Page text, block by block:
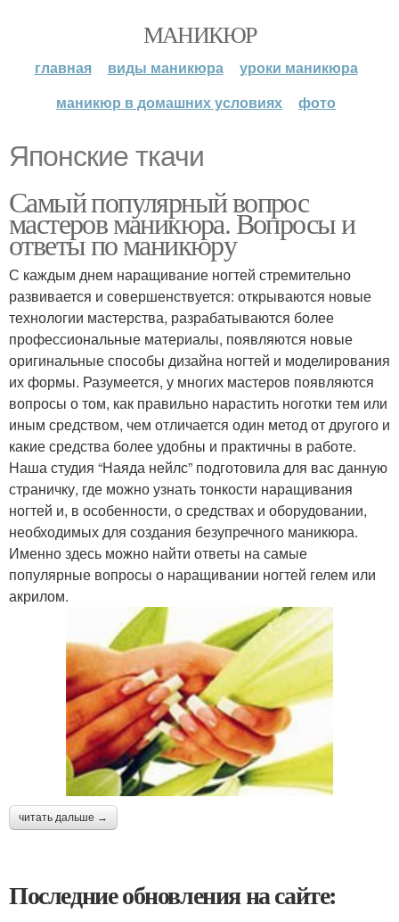
МАНИКЮР
главная виды маникюра
уроки маникюра
маникюр в домашних условиях
фото
Японские ткачи
Самый популярный вопрос
мастеров маникюра. Вопросы и
ответы по маникюру
С каждым днем наращивание ногтей стремительно
развивается и совершенствуется: открываются новые
технологии мастерства, разрабатываются более
профессиональные материалы, появляются новые
оригинальные способы дизайна ногтей и моделирования
их формы. Разумеется, у многих мастеров появляются
вопросы о том, как правильно нарастить ноготки тем или
иным средством, чем отличается один метод от другого и
какие средства более удобны и практичны в работе.
Наша студия “Наяда нейлс” подготовила для вас данную
страничку, где можно узнать тонкости наращивания
ногтей и, в особенности, о средствах и оборудовании,
необходимых для создания безупречного маникюра.
Именно здесь можно найти ответы на самые
популярные вопросы о наращивании ногтей гелем или
акрилом.
читать дальше →
Последние обновления на сайте: